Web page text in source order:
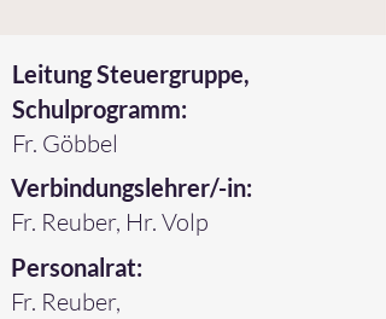
Leitung Steuergruppe,
Schulprogramm:
Fr. Göbbel
Verbindungslehrer/-in:
Fr. Reuber, Hr. Volp
Personalrat:
Fr. Reuber,